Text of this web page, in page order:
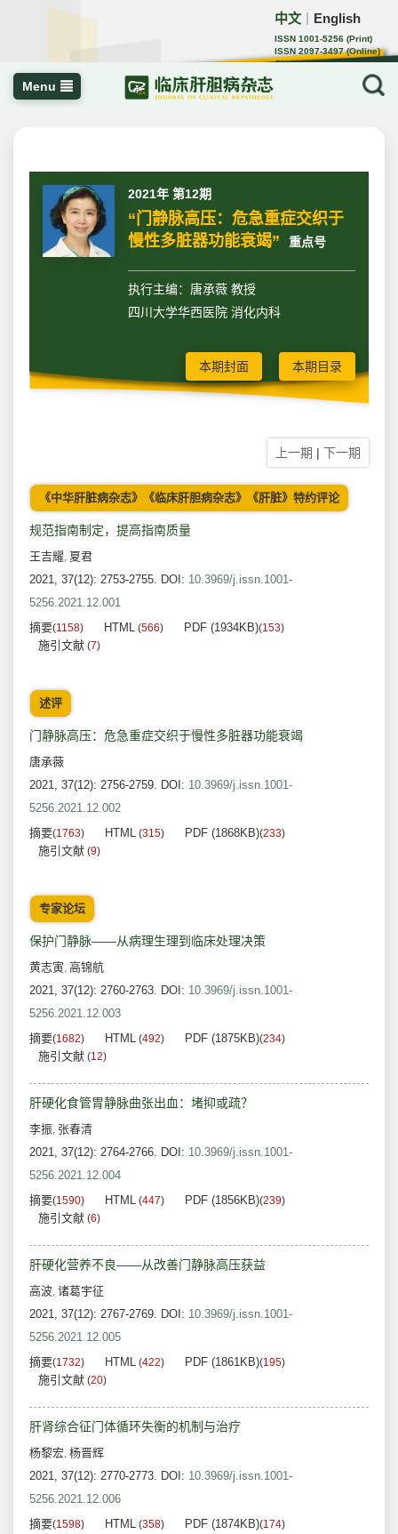
中文 English
ISSN 1001-5256 (Print)
ISSN 2097-3497 (Online)
CN 22-1108/R
Menu
2021年 第12期
“门静脉高压：危急重症交织于
慢性多脏器功能衰竭”
重点号
执行主编：唐承薇 教授
四川大学华西医院 消化内科
本期封面 本期目录
上一期 | 下一期
《中华肝脏病杂志》《临床肝胆病杂志》《肝脏》特约评论
规范指南制定，提高指南质量
王吉耀, 夏君
2021, 37(12): 2753-2755. DOI: 10.3969/j.issn.1001-
5256.2021.12.001
摘要(1158) HTML (566) PDF (1934KB)(153)
施引文献 (7)
述评
门静脉高压：危急重症交织于慢性多脏器功能衰竭
唐承薇
2021, 37(12): 2756-2759. DOI: 10.3969/j.issn.1001-
5256.2021.12.002
摘要(1763) HTML (315) PDF (1868KB)(233)
施引文献 (9)
专家论坛
保护门静脉——从病理生理到临床处理决策
黄志寅, 高锦航
2021, 37(12): 2760-2763. DOI: 10.3969/j.issn.1001-
5256.2021.12.003
摘要(1682) HTML (492) PDF (1875KB)(234)
施引文献 (12)
肝硬化食管胃静脉曲张出血：堵抑或疏？
李振, 张春清
2021, 37(12): 2764-2766. DOI: 10.3969/j.issn.1001-
5256.2021.12.004
摘要(1590) HTML (447) PDF (1856KB)(239)
施引文献 (6)
肝硬化营养不良——从改善门静脉高压获益
高波, 诸葛宇征
2021, 37(12): 2767-2769. DOI: 10.3969/j.issn.1001-
5256.2021.12.005
摘要(1732) HTML (422) PDF (1861KB)(195)
施引文献 (20)
肝肾综合征门体循环失衡的机制与治疗
杨黎宏, 杨晋辉
2021, 37(12): 2770-2773. DOI: 10.3969/j.issn.1001-
5256.2021.12.006
摘要(1598) HTML (358) PDF (1874KB)(174)